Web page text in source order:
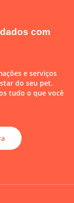
com
e serviços
do seu pet.
tudo o que você